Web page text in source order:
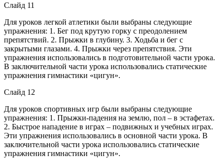
Слайд 11
Для уроков легкой атлетики были выбраны следующие
упражнения: 1. Бег под крутую горку с преодолением
препятствий. 2. Прыжки в глубину. 3. Ходьба и бег с
закрытыми глазами. 4. Прыжки через препятствия. Эти
упражнения использовались в подготовительной части урока.
В заключительной части урока использовались статические
упражнения гимнастики «цигун».
Слайд 12
Для уроков спортивных игр были выбраны следующие
упражнения: 1. Прыжки-падения на землю, пол – в эстафетах.
2. Быстрое нападение в играх – подвижных и учебных играх.
Эти упражнения использовались в основной части урока. В
заключительной части урока использовались статические
упражнения гимнастики «цигун».